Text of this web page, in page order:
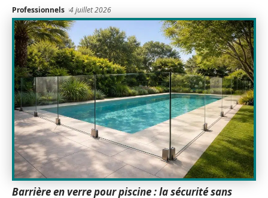
Professionnels 4 juillet 2026
Barrière en verre pour piscine : la sécurité sans